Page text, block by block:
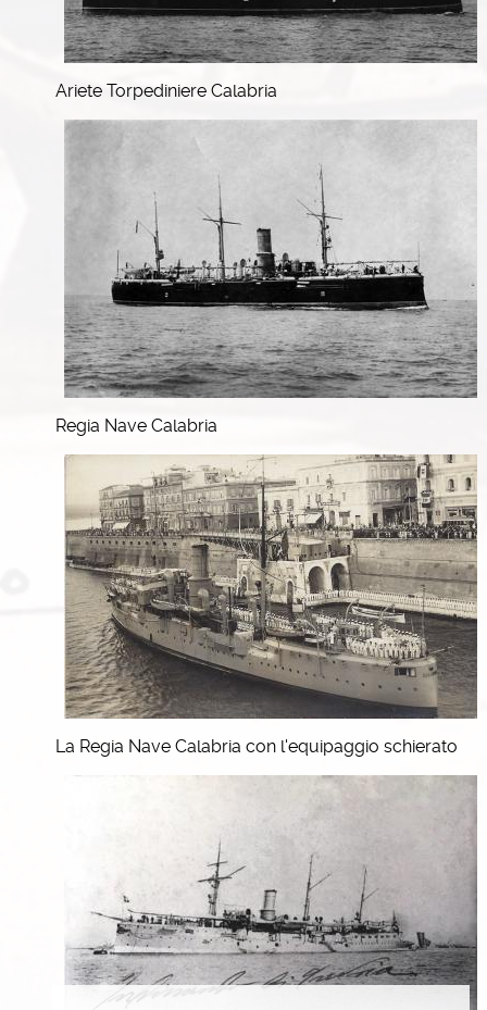
Ariete Torpediniere Calabria
Regia Nave Calabria
La Regia Nave Calabria con l'equipaggio schierato